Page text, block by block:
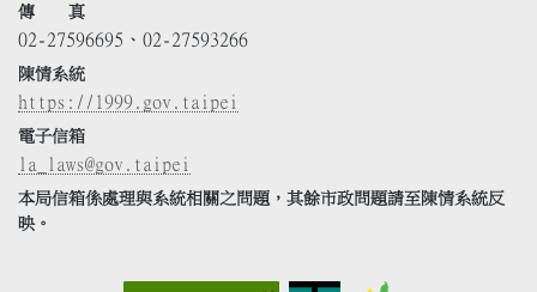
傳 真
02-27596695、02-27593266
陳情系統
https://1999.gov.taipei
電子信箱
la_laws@gov.taipei
本局信箱係處理與系統相關之問題，其餘市政問題請至陳情系統反
映。